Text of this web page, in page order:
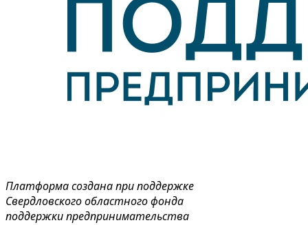
Платформа создана при поддержке
Свердловского областного фонда
поддержки предпринимательства